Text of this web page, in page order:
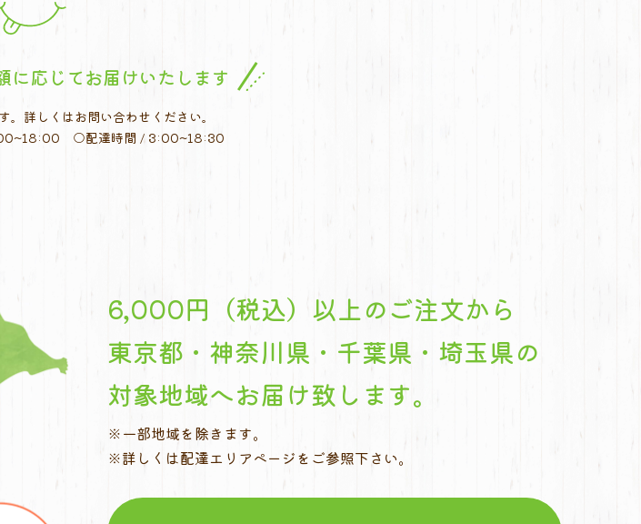
に応じてお届けいたします
詳しくはお問い合わせください。
○配達時間 / 3:00~18:30
6,000円（税込）以上のご注文から
東京都・神奈川県・千葉県・埼玉県の
対象地域へお届け致します。
※一部地域を除きます。
※詳しくは配達エリアページをご参照下さい。